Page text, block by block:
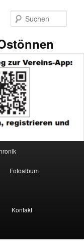
Fotoalbum
Kontakt